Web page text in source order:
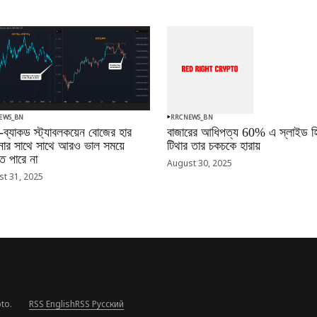
স্ট্যাবলকয়েন বোজের হার
সাথে সাথে আরও ভাল সময়ে
না
31, 2025
RRCNEWS_BN
বাজারের আধিপত্য 60% এ স্লাইড
টিথার তার চকচকে হারায়
August 30, 2025
RSS EnglishRSS Русский